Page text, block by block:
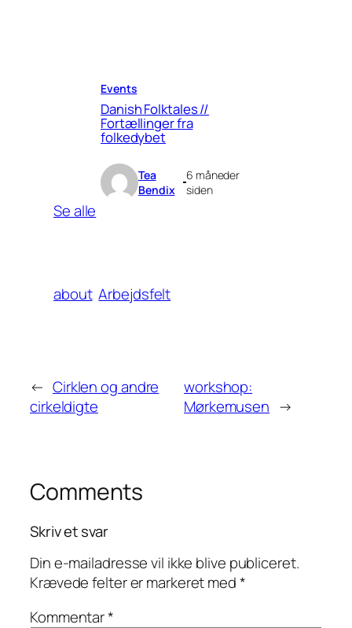
Events
Danish Folktales //
Fortællinger fra
folkedybet
Tea
Bendix
6 måneder
siden
Se alle
about Arbejdsfelt
← Cirklen og andre
cirkeldigte
workshop:
Mørkemusen →
Comments
Skriv et svar
Din e-mailadresse vil ikke blive publiceret.
Krævede felter er markeret med*
Kommentar*